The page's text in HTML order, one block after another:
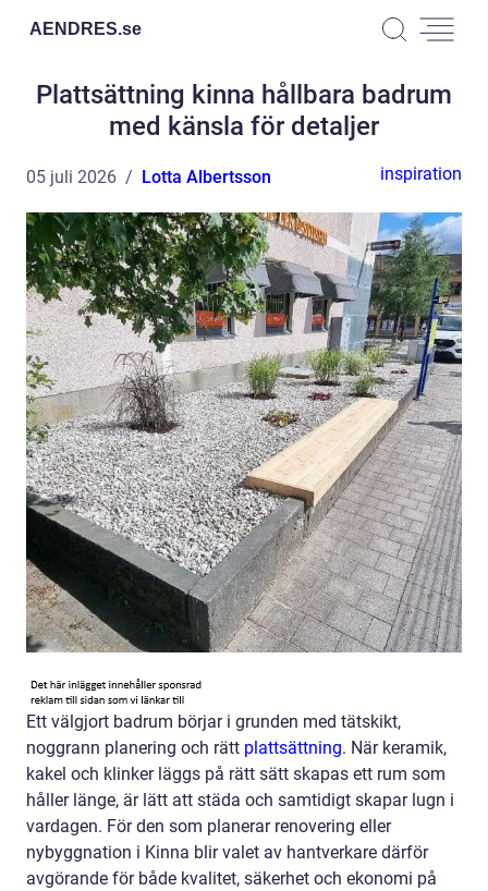
AENDRES.se
Plattsättning kinna hållbara badrum
med känsla för detaljer
05 juli 2026 Lotta Albertsson inspiration
Ett välgjort badrum börjar i grunden med tätskikt,
noggrann planering och rätt plattsättning. När keramik,
kakel och klinker läggs på rätt sätt skapas ett rum som
håller länge, är lätt att städa och samtidigt skapar lugn i
vardagen. För den som planerar renovering eller
nybyggnation i Kinna blir valet av hantverkare därför
avgörande för både kvalitet, säkerhet och ekonomi på